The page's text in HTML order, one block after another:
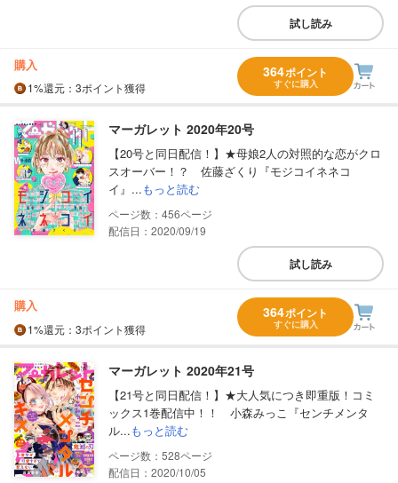
試し読み
購入
1%還元 ：3ポイント獲得
364ポイント
すぐに購入
マーガレット 2020年20号
【20号と同日配信！】★母娘2人の対照的な恋がクロ
スオーバー！？ 佐藤ざくり『モジコイネネコ
イ』...もっと読む
456
配信日：2020/09/19
試し読み
購入
1%還元 ：3ポイント獲得
364ポイント
すぐに購入
マーガレット 2020年21号
【21号と同日配信！】★大人気につき即重版！コミ
ックス1巻配信中！！ 小森みっこ『センチメンタ
ル...もっと読む
528
配信日：2020/10/05